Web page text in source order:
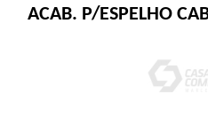
ACAB. P/ESPELHO